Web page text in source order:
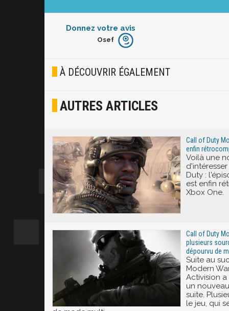
Donnez votre avis
Furieux
Joyeux
Osef
À DÉCOUVRIR ÉGALEMENT
AUTRES ARTICLES
Call of Duty
enfin
Voilà une
Duty :
est enfin
Xbox One.
Call of Duty
plusieurs
dépourvu de
Suite au
Modern
Activision
un
suite.
le jeu, qui